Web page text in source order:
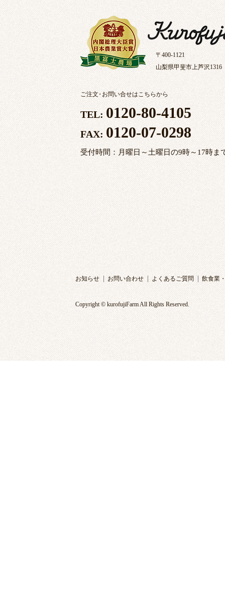
〒400-1121
山梨県甲斐市上芦沢1316
ご注文・お問い合せはこちらから
TEL: 0120-80-4105
FAX: 0120-07-0298
受付時間：月曜日～土曜日の9時～17時ま
お知らせ お問い合わせ よくあるご質問 飲食業
Copyright © kurofujiFarm All Rights Reserved.